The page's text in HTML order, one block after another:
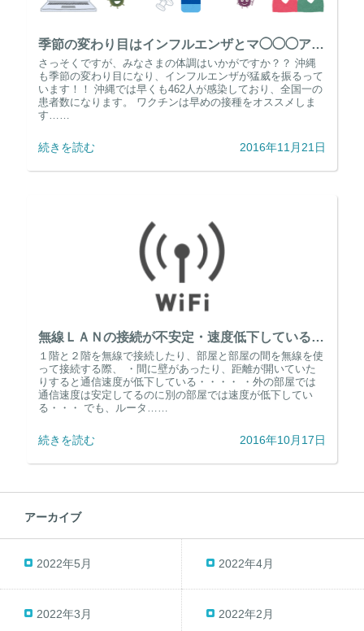
季節の変わり目はインフルエンザとマ◯◯◯アにご用心！！
さっそくですが、みなさまの体調はいかがですか？？ 沖縄
も季節の変わり目になり、インフルエンザが猛威を振るって
います！！ 沖縄では早くも462人が感染しており、全国一の
患者数になります。 ワクチンは早めの接種をオススメしま
す……
続きを読む 2016年11月21日
無線ＬＡＮの接続が不安定・速度低下している場所を安定させる無線中継器とは・・・・
１階と２階を無線で接続したり、部屋と部屋の間を無線を使
って接続する際、 ・間に壁があったり、距離が開いていた
りすると通信速度が低下している・・・・ ・外の部屋では
通信速度は安定してるのに別の部屋では速度が低下してい
る・・・ でも、ルータ……
続きを読む 2016年10月17日
アーカイブ
2022年5月 2022年4月
2022年3月 2022年2月